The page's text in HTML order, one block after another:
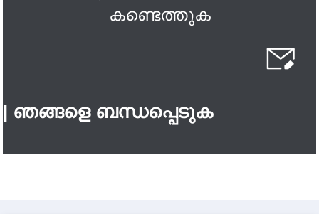
കണ്ടെത്തുക
| ഞങ്ങളെ ബന്ധപ്പെടുക